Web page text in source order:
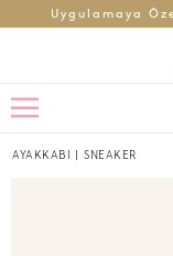
Uygulamaya
AYAKKABI | SNEAKER